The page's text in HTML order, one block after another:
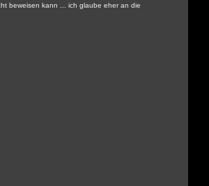
beweisen kann ... ich glaube eher an die